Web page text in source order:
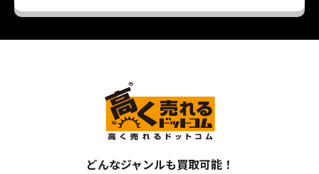
どんなジャンルも買取可能！